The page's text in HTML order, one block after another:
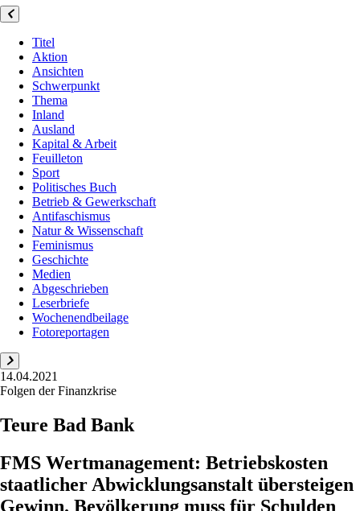
Titel
Aktion
Ansichten
Schwerpunkt
Thema
Inland
Ausland
Kapital & Arbeit
Feuilleton
Sport
Politisches Buch
Betrieb & Gewerkschaft
Antifaschismus
Natur & Wissenschaft
Feminismus
Geschichte
Medien
Abgeschrieben
Leserbriefe
Wochenendbeilage
Fotoreportagen
14.04.2021
Folgen der Finanzkrise
Teure Bad Bank
FMS Wertmanagement: Betriebskosten
staatlicher Abwicklungsanstalt übersteigen
Gewinn. Bevölkerung muss für Schulden